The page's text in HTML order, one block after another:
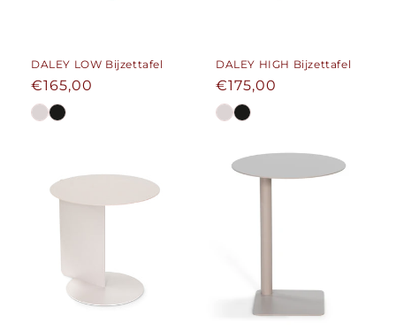
DALEY LOW Bijzettafel
Normale
prijs
€165,00
DALEY HIGH Bijzettafel
Normale
prijs
€175,00